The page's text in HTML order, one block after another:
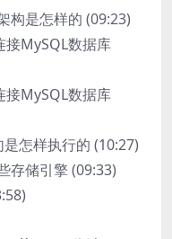
构是怎样的 (09:23)
接MySQL数据库
接MySQL数据库
怎样执行的 (10:27)
存储引擎 (09:33)